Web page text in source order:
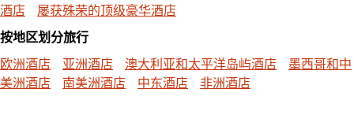
酒店
屡获殊荣的顶级豪华酒店
按地区划分旅行
欧洲酒店
亚洲酒店 澳大利亚和太平洋岛屿酒店
墨西哥和中
美洲酒店
南美洲酒店 中东酒店 非洲酒店